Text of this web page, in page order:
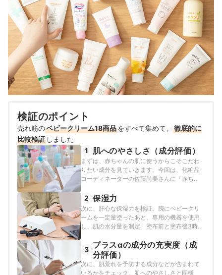
検証のポイント
売れ筋のベビークリーム18商品をすべて集めて、
徹底的に
比較検証 しました
1
肌へのやさしさ（成分評価）
まずは、赤ちゃんの肌に使うからこそこだわ
りたい成分を見ていきます。今回は、化粧品
コーディネーターの佐藤尚美さんに「赤ちゃ
から商品をチェックしてもらいました。
2 保湿力
次に、肝心な保湿力を検証。腕にベビークリ
ームを一定量塗ったあと、専用の機器を使用
し、肌の水分量を測定。塗布前と塗布後3時間
3 プラスαの成分の充実度（成
分評価）
次に、肌荒れを予防する成分などが含まれて
いるかをチェック。肌へのやさしさと同様